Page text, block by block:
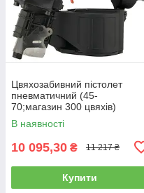
Цвяхозабивний пістолет
пневматичний (45-
70;магазин 300 цвяхів)
AEROPRO MCN70
В наявності
10 095,30 ₴ 11 217 ₴
Купити